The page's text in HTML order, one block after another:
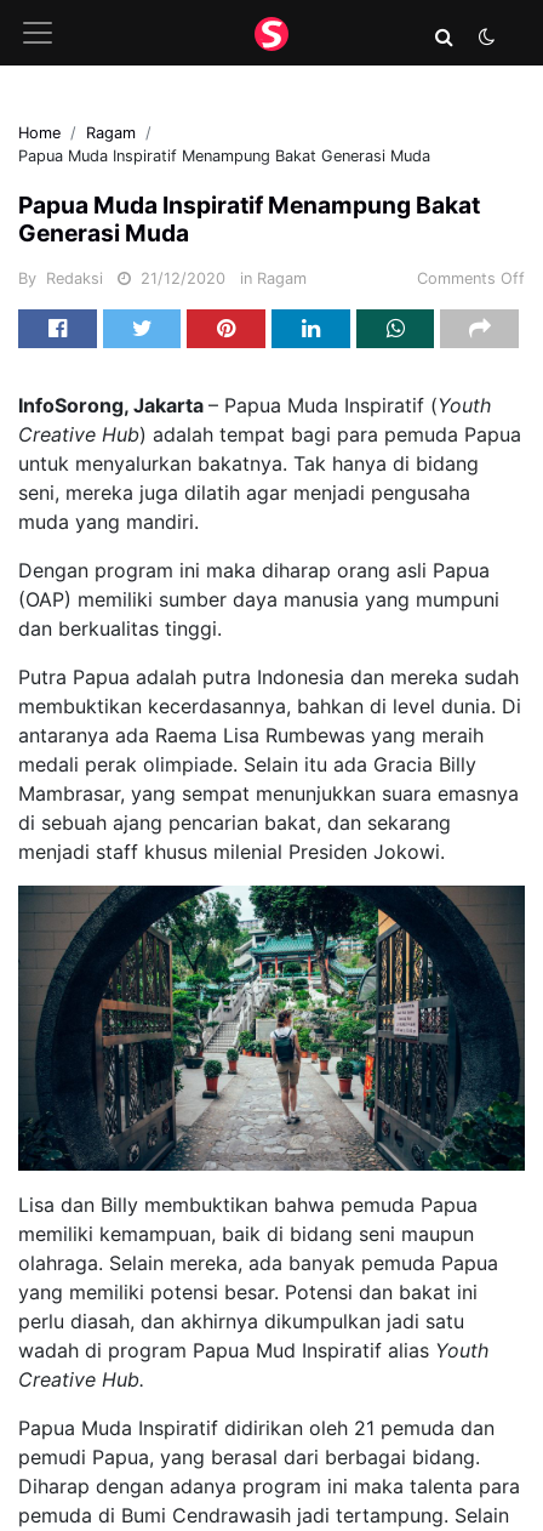
Home
Ragam
Papua Muda Inspiratif Menampung Bakat Generasi Muda
Papua Muda Inspiratif Menampung Bakat
Generasi Muda
By Redaksi 21/12/2020 in Ragam Comments Off
InfoSorong, Jakarta – Papua Muda Inspiratif (Youth
Creative Hub) adalah tempat bagi para pemuda Papua
untuk menyalurkan bakatnya. Tak hanya di bidang
seni, mereka juga dilatih agar menjadi pengusaha
muda yang mandiri.
Dengan program ini maka diharap orang asli Papua
(OAP) memiliki sumber daya manusia yang mumpuni
dan berkualitas tinggi.
Putra Papua adalah putra Indonesia dan mereka sudah
membuktikan kecerdasannya, bahkan di level dunia. Di
antaranya ada Raema Lisa Rumbewas yang meraih
medali perak olimpiade. Selain itu ada Gracia Billy
Mambrasar, yang sempat menunjukkan suara emasnya
di sebuah ajang pencarian bakat, dan sekarang
menjadi staff khusus milenial Presiden Jokowi.
Lisa dan Billy membuktikan bahwa pemuda Papua
memiliki kemampuan, baik di bidang seni maupun
olahraga. Selain mereka, ada banyak pemuda Papua
yang memiliki potensi besar. Potensi dan bakat ini
perlu diasah, dan akhirnya dikumpulkan jadi satu
wadah di program Papua Mud Inspiratif alias Youth
Creative Hub.
Papua Muda Inspiratif didirikan oleh 21 pemuda dan
pemudi Papua, yang berasal dari berbagai bidang.
Diharap dengan adanya program ini maka talenta para
pemuda di Bumi Cendrawasih jadi tertampung. Selain